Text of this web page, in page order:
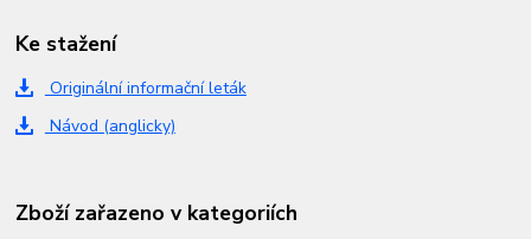
Ke stažení
Originální informační leták
Návod (anglicky)
Zboží zařazeno v kategoriích